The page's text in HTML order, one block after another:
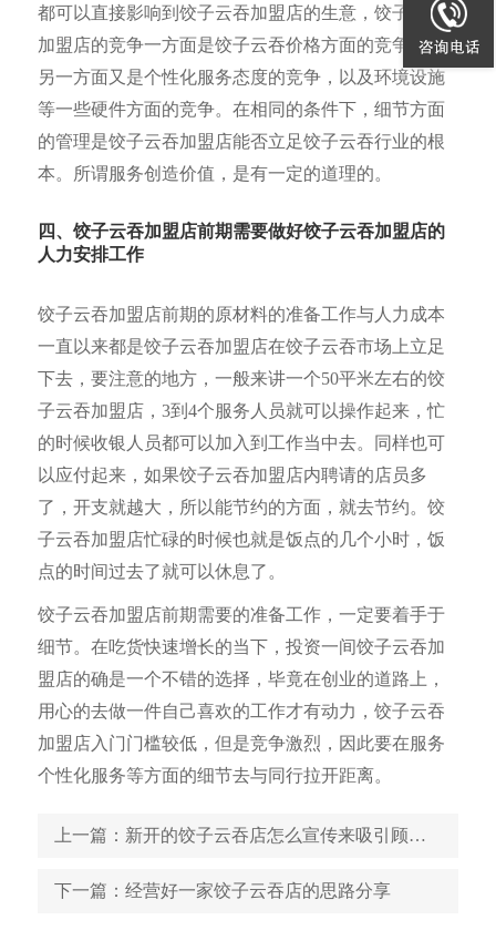
都可以直接影响到饺子云吞加盟店的生意，饺子云吞
加盟店的竞争一方面是饺子云吞价格方面的竞争，而
另一方面又是个性化服务态度的竞争，以及环境设施
等一些硬件方面的竞争。在相同的条件下，细节方面
的管理是饺子云吞加盟店能否立足饺子云吞行业的根
本。所谓服务创造价值，是有一定的道理的。
四、饺子云吞加盟店前期需要做好饺子云吞加盟店的
人力安排工作
饺子云吞加盟店前期的原材料的准备工作与人力成本
一直以来都是饺子云吞加盟店在饺子云吞市场上立足
下去，要注意的地方，一般来讲一个50平米左右的饺
子云吞加盟店，3到4个服务人员就可以操作起来，忙
的时候收银人员都可以加入到工作当中去。同样也可
以应付起来，如果饺子云吞加盟店内聘请的店员多
了，开支就越大，所以能节约的方面，就去节约。饺
子云吞加盟店忙碌的时候也就是饭点的几个小时，饭
点的时间过去了就可以休息了。
饺子云吞加盟店前期需要的准备工作，一定要着手于
细节。在吃货快速增长的当下，投资一间饺子云吞加
盟店的确是一个不错的选择，毕竟在创业的道路上，
用心的去做一件自己喜欢的工作才有动力，饺子云吞
加盟店入门门槛较低，但是竞争激烈，因此要在服务
个性化服务等方面的细节去与同行拉开距离。
上一篇 ：新开的饺子云吞店怎么宣传来吸引顾客进店
下一篇 ：经营好一家饺子云吞店的思路分享